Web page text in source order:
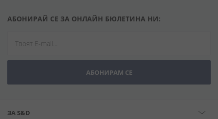
АБОНИРАЙ СЕ ЗА ОНЛАЙН БЮЛЕТИНА НИ:
АБОНИРАМ СЕ
ЗА S&D